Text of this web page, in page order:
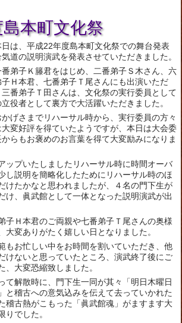
本町文化祭
日は、平成22年度島本町文化祭での舞台発表
気道の説明演武を発表させていただきました。
番弟子Ｋ籐君をはじめ、二番弟子Ｓ木さん、六
子Ｈ本君、七番弟子Ｔ尾さんにも出演いただ
三番弟子Ｔ田さんは、文化祭の実行委員として
立役者として裏方で大活躍いただきました。
かげさまでリハーサル時から、実行委員の方々
大変好評を得ていたようですが、本日は大会委
からもお褒めのお言葉を得て大変励みになりま
ップいたしましたリハーサル時に時間オーバ
し説明を簡略化したためにリハーサル時のほ
けたかなと思われましたが、４名の門下生が
け、眞武館として一体となった説明演武が出
子Ｈ本君のご両親や七番弟子Ｔ尾さんの奥様
大変ありがたく嬉しい日となりました。
もお忙しい中をお時間を割いていただき、他
けないと思っていたところ、演武終了後にご
、大変恐縮致しました。
て解散時に、門下生一同が其々「明日木曜日
と稽古への意気込みを伝えて去っていかれた
稽古熱がこもった「眞武館魂」がますます大
りでした。